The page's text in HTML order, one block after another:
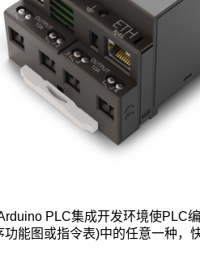
PLC集成开发环境使PLC
能图或指令表)中的任意一种